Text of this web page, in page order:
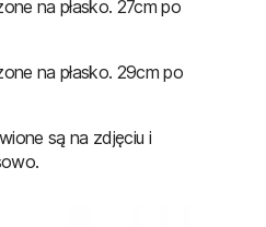
na płasko. 27cm po
na płasko. 29cm po
są na zdjęciu i